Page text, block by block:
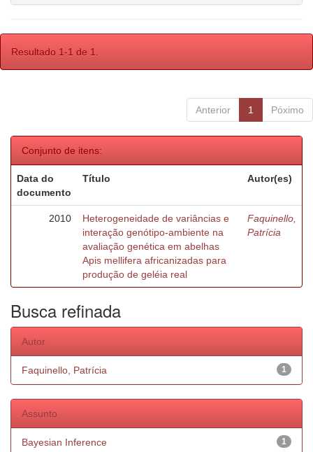
Resultado 1-1 de 1.
Anterior 1 Póximo
Conjunto de itens:
Data do
documento
Título Autor(es)
2010
Heterogeneidade de variâncias e
interação genótipo-ambiente na
avaliação genética em abelhas
Apis mellifera africanizadas para
produção de geléia real
Faquinello,
Patrícia
Busca refinada
Autor
1
Faquinello, Patrícia
Assunto
1
Bayesian Inference